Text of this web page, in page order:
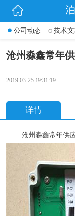
公司动态 技术文
沧州淼鑫常年
2019-03-25 19:31:19
详情
沧州淼鑫常年供